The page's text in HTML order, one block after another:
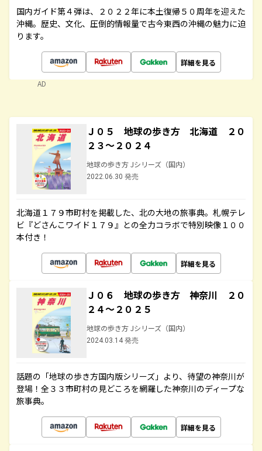
国内ガイド第４弾は、２０２２年に本土復帰５０周年を迎えた
沖縄。歴史、文化、圧倒的情報量で古今東西の沖縄の魅力に迫
ります。
詳細を見る
AD
Ｊ０５ 地球の歩き方 北海道 ２０
２３～２０２４
地球の歩き方 Jシリーズ（国内）
2022.06.30 発売
北海道１７９市町村を掲載した、北の大地の旅事典。札幌テレ
ビ『どさんこワイド１７９』との全力コラボで特別映像１００
本付き！
詳細を見る
Ｊ０６ 地球の歩き方 神奈川 ２０
２４～２０２５
地球の歩き方 Jシリーズ（国内）
2024.03.14 発売
話題の「地球の歩き方国内版シリーズ」より、待望の神奈川が
登場！全３３市町村の見どころを網羅した神奈川のディープな
旅事典。
詳細を見る